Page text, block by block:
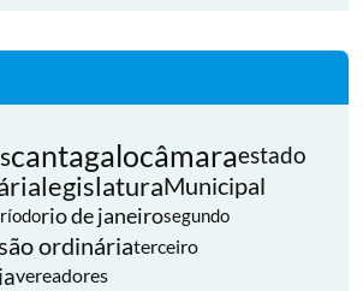
cantagalocâmaraestado
legislaturaMunicipal
rio de janeirosegundo
ordináriaterceiro
vereadores